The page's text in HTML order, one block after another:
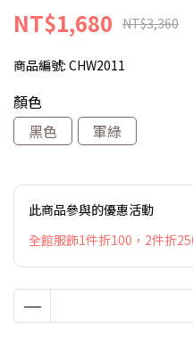
NT$1,680 NT$3,360
商品編號: CHW2011
顏色
黑色
軍綠
此商品參與的優惠活動
全館服飾1件折100，2件折